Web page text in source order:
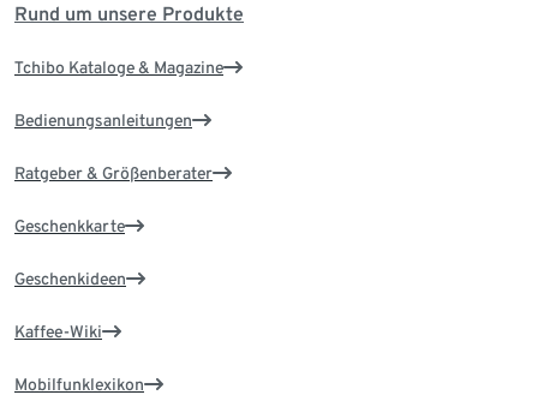
Rund um unsere Produkte
Tchibo Kataloge & Magazine
Bedienungsanleitungen
Ratgeber & Größenberater
Geschenkkarte
Geschenkideen
Kaffee-Wiki
Mobilfunklexikon